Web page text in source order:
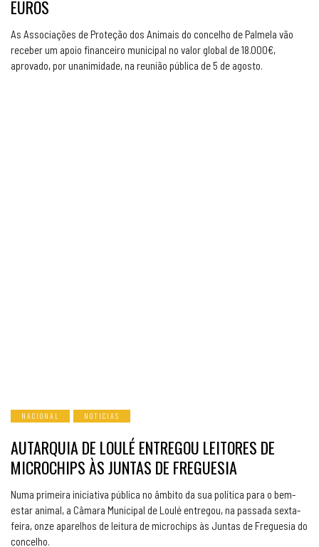
EUROS
As Associações de Proteção dos Animais do concelho de Palmela vão
receber um apoio financeiro municipal no valor global de 18.000€,
aprovado, por unanimidade, na reunião pública de 5 de agosto.
NACIONAL NOTICIAS
AUTARQUIA DE LOULÉ ENTREGOU LEITORES DE
MICROCHIPS ÀS JUNTAS DE FREGUESIA
Numa primeira iniciativa pública no âmbito da sua política para o bem-
estar animal, a Câmara Municipal de Loulé entregou, na passada sexta-
feira, onze aparelhos de leitura de microchips às Juntas de Freguesia do
concelho.